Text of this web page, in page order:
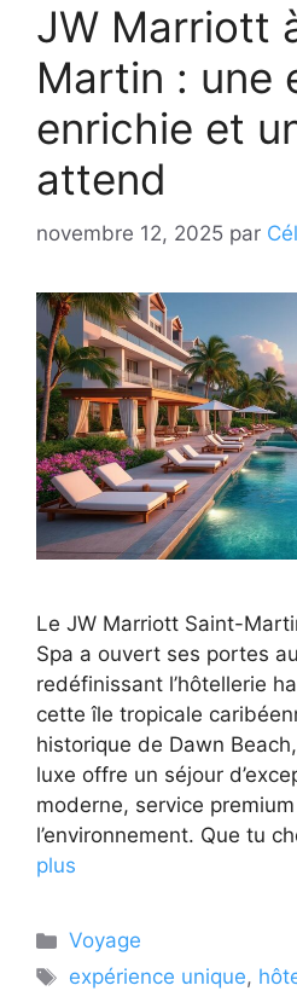
JW Marriott
Martin : une
enrichie et
attend
novembre 12, 2025 par
Le JW Marriott Saint-
Spa a ouvert ses portes
redéfinissant l’hôtellerie
cette île tropicale
historique de Dawn
luxe offre un séjour
moderne, service
l’environnement. Que tu
plus
Catégories
Voyage
Étiquettes
expérience unique,